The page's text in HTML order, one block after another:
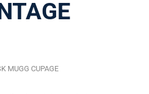
MUGG CUPAGE